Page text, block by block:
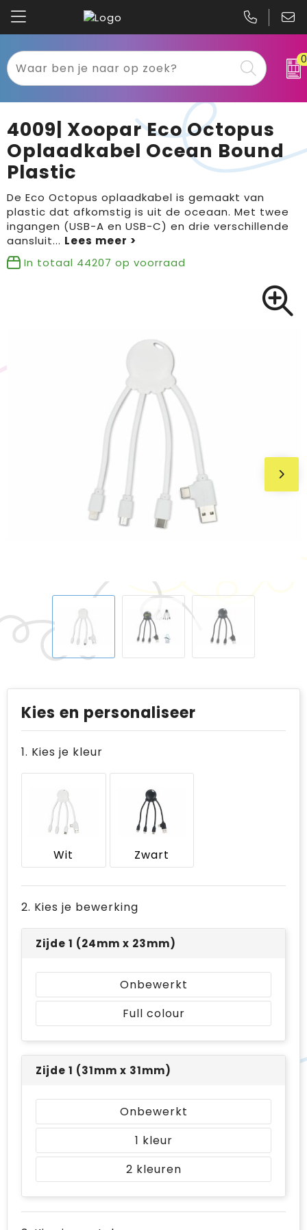
0
Textiel
Werkkleding
Sport
Tassen
Bloemen, planten en bomen
Pasen
Kariban
B&C
Gildan
Clique
Printer
Projob
4009| Xoopar Eco Octopus
Oplaadkabel Ocean Bound
Plastic
De Eco Octopus oplaadkabel is gemaakt van
plastic dat afkomstig is uit de oceaan. Met twee
ingangen (USB-A en USB-C) en drie verschillende
aansluit...
In totaal 44207 op voorraad
Kies en personaliseer
1. Kies je kleur
Wit Zwart
2. Kies je bewerking
Zijde 1 (24mm x 23mm)
Onbewerkt
Full colour
Zijde 1 (31mm x 31mm)
Onbewerkt
1
2